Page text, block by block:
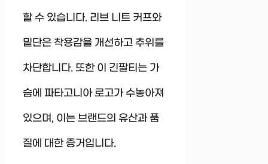
할 수 있습니다. 리브 니트 커프와
밑단은 착용감을 개선하고 추위를
차단합니다. 또한 이 긴팔티는 가
슴에 파타고니아 로고가 수놓아져
있으며, 이는 브랜드의 유산과 품
질에 대한 증거입니다.